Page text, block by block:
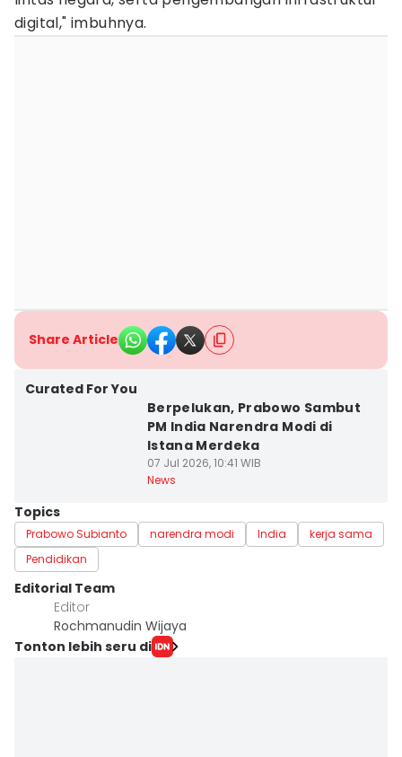
digital," imbuhnya.
Share Article
Curated For You
Berpelukan, Prabowo Sambut
PM India Narendra Modi di
Istana Merdeka
07 Jul 2026, 10:41 WIB
News
Topics
Prabowo Subianto narendra modi India
kerja sama
Pendidikan
Editorial Team
Editor
Rochmanudin Wijaya
Tonton lebih seru di